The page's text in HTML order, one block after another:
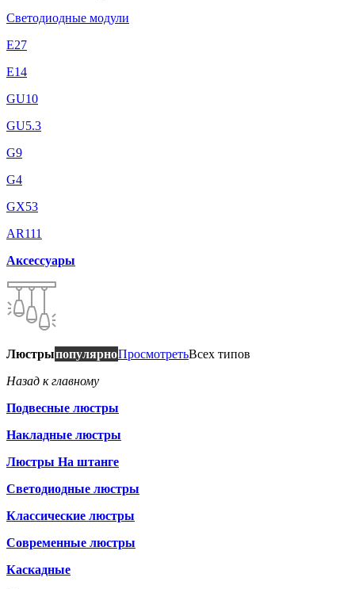
Светодиодные модули
E27
E14
GU10
GU5.3
G9
G4
GX53
AR111
Аксессуары
ЛюстрыпопулярноПросмотретьВсех типов
Назад к главному
Подвесные люстры
Накладные люстры
Люстры На штанге
Светодиодные люстры
Классические люстры
Современные люстры
Каскадные